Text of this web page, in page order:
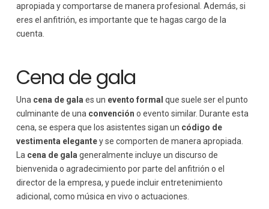
apropiada y comportarse de manera profesional. Además, si
eres el anfitrión, es importante que te hagas cargo de la
cuenta.
Cena de gala
Una cena de gala es un evento formal que suele ser el punto
culminante de una convención o evento similar. Durante esta
cena, se espera que los asistentes sigan un código de
vestimenta elegantey se comporten de manera apropiada.
La cena de gala generalmente incluye un discurso de
bienvenida o agradecimiento por parte del anfitrión o el
director de la empresa, y puede incluir entretenimiento
adicional, como música en vivo o actuaciones.